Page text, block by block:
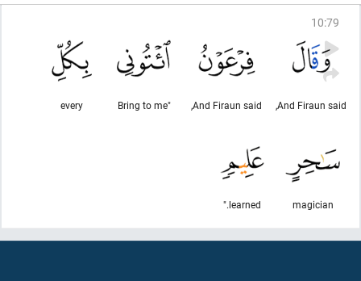
10:79
And Firaun said,
And Firaun said,
"Bring to me
every
magician
learned."